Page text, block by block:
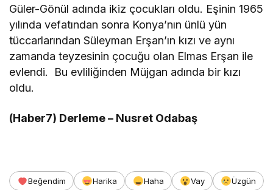
Güler-Gönül adında ikiz çocukları oldu. Eşinin 1965
yılında vefatından sonra Konya’nın ünlü yün
tüccarlarından Süleyman Erşan’ın kızı ve aynı
zamanda teyzesinin çocuğu olan Elmas Erşan ile
evlendi. Bu evliliğinden Müjgan adında bir kızı
oldu.
(Haber7) Derleme – Nusret Odabaş
Beğendim Harika Haha Vay
Üzgün